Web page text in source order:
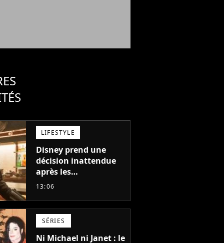
LIFESTYLE
Disney prend une
décision inattendue
après les
"performances
et The Mandalorian &
Grogu au box-office
13:06
SÉRIES
Ni Michael ni Janet : le